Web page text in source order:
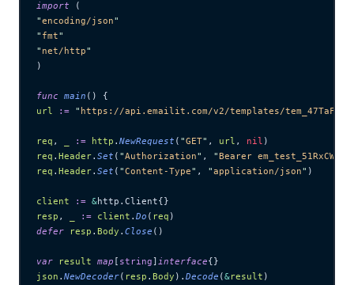
import (
"encoding/json"
" fmt"
" net/http"
)
func main () {
url := " https://api.emailit.com/v2/templates/
req , := http . NewRequest ( "GET" , url , nil )
req . Header. Set ( "Authorization" , "Bearer
req . Header. Set ( "Content-Type" , "application/json" )
client := &http.Client{}
resp , := client . Do ( req )
defer resp . Body . Close ()
var result map [ string] interface{}
json . NewDecoder( resp . Body ). Decode (&result )